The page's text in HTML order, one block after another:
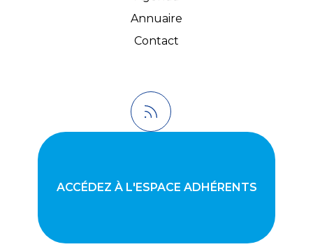
Annuaire
Contact
ACCÉDEZ À L'ESPACE ADHÉRENTS